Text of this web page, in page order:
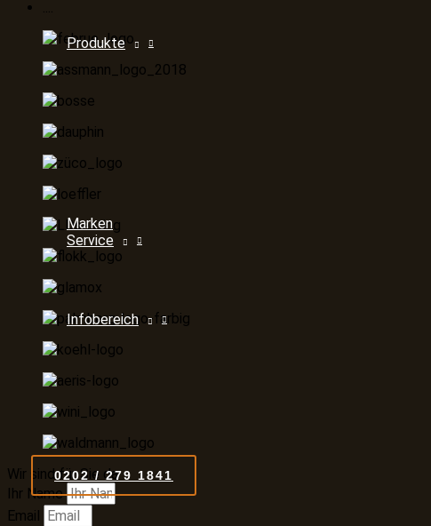
Produkte
Marken
Service
Infobereich
0202 / 279 1841
....
Wir sind für Sie da
Ihr Name
Email